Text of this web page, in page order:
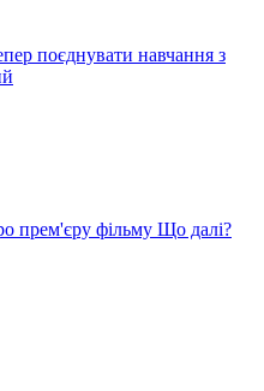
поєднувати навчання з
прем'єру фільму Що далі?